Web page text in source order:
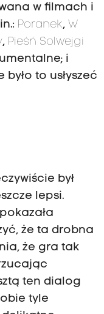
w filmach i
Poranek, W
, Pieśń Solwejgi
i
to usłyszeć
był
lepsi.
że ta drobna
że gra tak
ten dialog
tyle